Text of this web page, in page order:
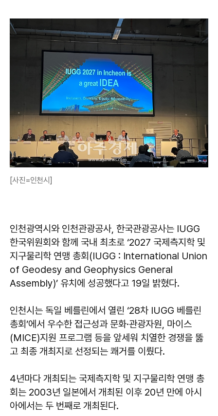
[사진=인천시]
인천광역시와 인천관광공사, 한국관광공사는 IUGG
한국위원회와 함께 국내 최초로 ‘2027 국제측지학 및
지구물리학 연맹 총회(IUGG : International Union
of Geodesy and Geophysics General
Assembly)’ 유치에 성공했다고 19일 밝혔다.
인천시는 독일 베를린에서 열린 ‘28차 IUGG 베를린
총회’에서 우수한 접근성과 문화·관광자원, 마이스
(MICE)지원 프로그램 등을 앞세워 치열한 경쟁을 뚫
고 최종 개최지로 선정되는 쾌거를 이뤘다.
4년마다 개최되는 국제측지학 및 지구물리학 연맹 총
회는 2003년 일본에서 개최된 이후 20년 만에 아시
아에서는 두 번째로 개최된다.